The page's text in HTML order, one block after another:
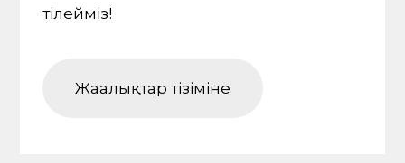
тілейміз!
Жаңалықтар тізіміне